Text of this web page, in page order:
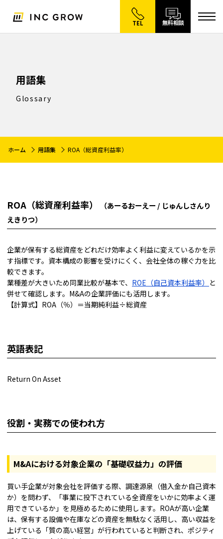
TEL 無料相談
用語集
Glossary
ホーム 用語集 ROA（総資産利益率）
ROA（総資産利益率）
（あーるおーえー / じゅんしさんり
えきりつ）
企業が保有する総資産をどれだけ効率よく利益に変えているかを示
す指標です。資本構成の影響を受けにくく、会社全体の稼ぐ力を比
較できます。
業種差が大きいため同業比較が基本で、 ROE（自己資本利益率） と
併せて確認します。M&Aの企業評価にも活用します。
【計算式】ROA（％）＝当期純利益÷総資産
英語表記
Return On Asset
役割・実務での使われ方
M&Aにおける対象企業の「基礎収益力」の評価
買い手企業が対象会社を評価する際、調達源泉（借入金か自己資本
か）を問わず、「事業に投下されている全資産をいかに効率よく運
用できているか」を見極めるために使用します。ROAが高い企業
は、保有する設備や在庫などの資産を無駄なく活用し、高い収益を
上げている「質の高い経営」が行われていると判断され、ポジティ